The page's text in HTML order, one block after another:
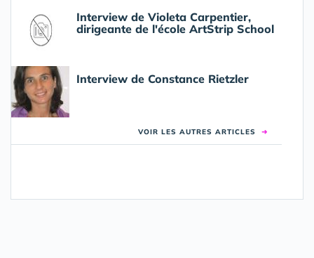
Interview de Violeta Carpentier,
dirigeante de l'école ArtStrip School
Interview de Constance Rietzler
VOIR LES AUTRES ARTICLES ➜